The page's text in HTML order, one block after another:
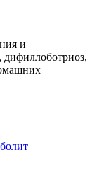
и
дифиллоботриоз,